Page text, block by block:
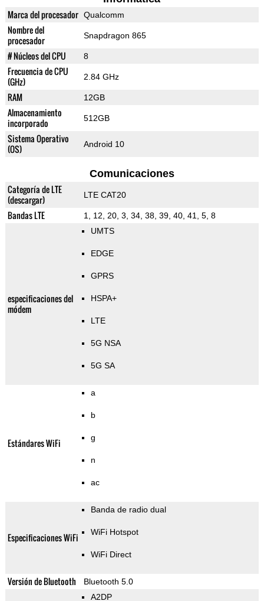
Marca del procesador Qualcomm
Nombre del
procesador
Snapdragon 865
# Núcleos del CPU 8
Frecuencia de CPU
(GHz)
2.84 GHz
RAM 12GB
Almacenamiento
incorporado
512GB
Sistema Operativo
(OS)
Android 10
Comunicaciones
Categoría de LTE
(descargar)
LTE CAT20
Bandas LTE 1, 12, 20, 3, 34, 38, 39, 40, 41, 5, 8
especificaciones del
módem
UMTS
EDGE
GPRS
HSPA+
LTE
5G NSA
5G SA
Estándares WiFi
a
b
g
n
ac
Especificaciones WiFi
Banda de radio dual
WiFi Hotspot
WiFi Direct
Versión de Bluetooth Bluetooth 5.0
A2DP